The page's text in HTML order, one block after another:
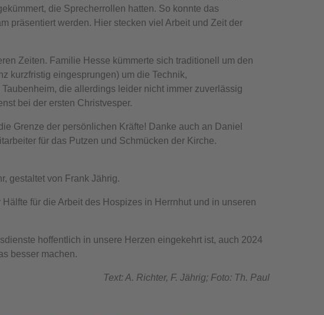
die Sprecherrollen hatten. So konnte das
präsentiert werden. Hier stecken viel Arbeit und Zeit der
Zeiten. Familie Hesse kümmerte sich traditionell um den
kurzfristig eingesprungen) um die Technik,
die allerdings leider nicht immer zuverlässig
bei der ersten Christvesper.
Grenze der persönlichen Kräfte! Danke auch an Daniel
für das Putzen und Schmücken der Kirche.
gestaltet von Frank Jährig.
für die Arbeit des Hospizes in Herrnhut und in unseren
hoffentlich in unsere Herzen eingekehrt ist, auch 2024
besser machen.
Text: A. Richter, F. Jährig; Foto: Th. Paul